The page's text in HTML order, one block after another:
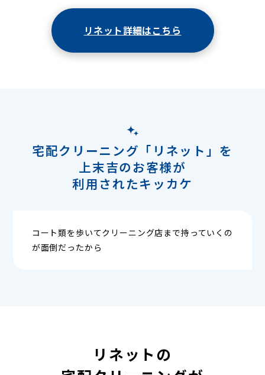
リネット詳細はこちら
宅配クリーニング「リネット」を
上末吉のお客様が
利用されたキッカケ
コート類を歩いてクリーニング店まで持っていくの
が面倒だったから
リネットの